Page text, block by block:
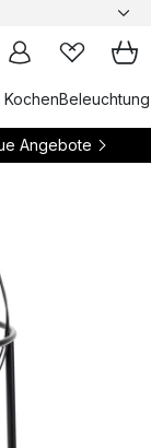
KochenBeleuchtung
Angebote